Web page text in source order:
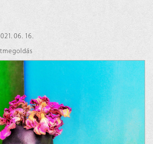
06. 16.